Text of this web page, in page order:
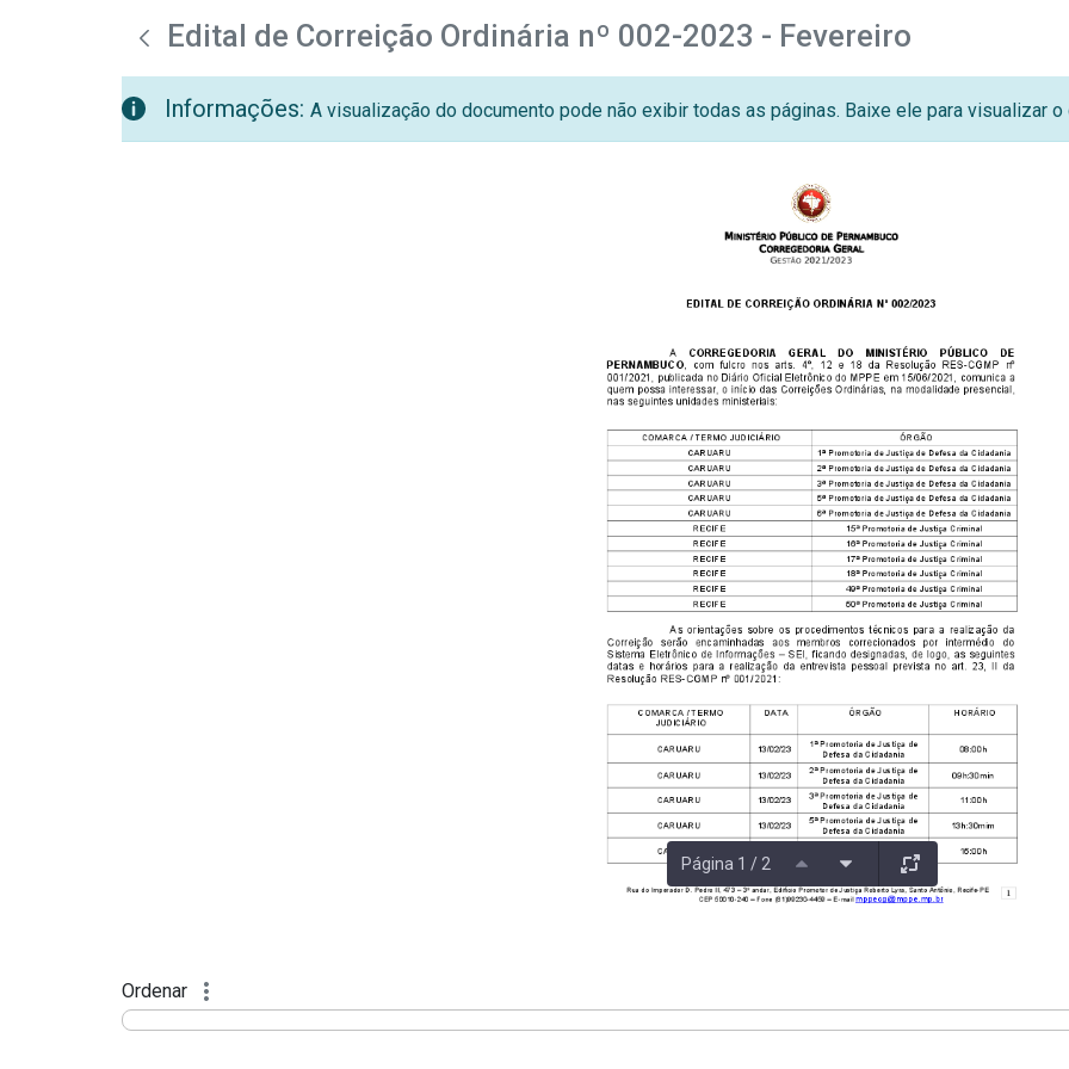
Pular para o Conteúdo principal
teste descricaoEdital de Correição Ordinária nº 002-2023 - Fevereiro
Informações: A visualização do documento pode não exibir todas as páginas. Baixe ele para visualizar
Página 1 / 2
Ordenar